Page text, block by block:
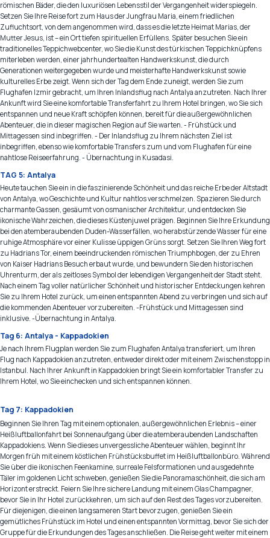
römischen Bäder, die den luxuriösen Lebensstil der Vergangenheit widerspiegeln.
Setzen Sie Ihre Reise fort zum Haus der Jungfrau Maria, einem friedlichen
Zufluchtsort, von dem angenommen wird, dass es die letzte Heimat Marias, der
Mutter Jesus, ist – ein Ort tiefen spirituellen Erfüllens. Später besuchen Sie ein
traditionelles Teppichwebcenter, wo Sie die Kunst des türkischen Teppichknüpfens
miterleben werden, einer jahrhundertealten Handwerkskunst, die durch
Generationen weitergegeben wurde und meisterhafte Handwerkskunst sowie
kulturelles Erbe zeigt. Wenn sich der Tag dem Ende zuneigt, werden Sie zum
Flughafen Izmir gebracht, um Ihren Inlandsflug nach Antalya anzutreten. Nach Ihrer
Ankunft wird Sie eine komfortable Transferfahrt zu Ihrem Hotel bringen, wo Sie sich
entspannen und neue Kraft schöpfen können, bereit für die außergewöhnlichen
Abenteuer, die in dieser magischen Region auf Sie warten. - Frühstück und
Mittagessen sind inbegriffen. - Der Inlandsflug zu Ihrem nächsten Ziel ist
inbegriffen, ebenso wie komfortable Transfers zum und vom Flughafen für eine
nahtlose Reiseerfahrung. - Übernachtung in Kusadasi.
TAG 5: Antalya
Heute tauchen Sie ein in die faszinierende Schönheit und das reiche Erbe der Altstadt
von Antalya, wo Geschichte und Kultur nahtlos verschmelzen. Spazieren Sie durch
charmante Gassen, gesäumt von osmanischer Architektur, und entdecken Sie
ikonische Wahrzeichen, die dieses Küstenjuwel prägen. Beginnen Sie Ihre Erkundung
bei den atemberaubenden Duden-Wasserfällen, wo herabstürzende Wasser für eine
ruhige Atmosphäre vor einer Kulisse üppigen Grüns sorgt. Setzen Sie Ihren Weg fort
zu Hadrians Tor, einem beeindruckenden römischen Triumphbogen, der zu Ehren
von Kaiser Hadrians Besuch erbaut wurde, und bewundern Sie den historischen
Uhrenturm, der als zeitloses Symbol der lebendigen Vergangenheit der Stadt steht.
Nach einem Tag voller natürlicher Schönheit und historischer Entdeckungen kehren
Sie zu Ihrem Hotel zurück, um einen entspannten Abend zu verbringen und sich auf
die kommenden Abenteuer vorzubereiten. -Frühstück und Mittagessen sind
inklusive. -Übernachtung in Antalya.
Tag 6: Antalya - Kappadokien
Je nach Ihrem Flugplan werden Sie zum Flughafen Antalya transferiert, um Ihren
Flug nach Kappadokien anzutreten, entweder direkt oder mit einem Zwischenstopp in
Istanbul. Nach Ihrer Ankunft in Kappadokien bringt Sie ein komfortabler Transfer zu
Ihrem Hotel, wo Sie einchecken und sich entspannen können.
Tag 7: Kappadokien
Beginnen Sie Ihren Tag mit einem optionalen, außergewöhnlichen Erlebnis – einer
Heißluftballonfahrt bei Sonnenaufgang über die atemberaubenden Landschaften
Kappadokiens. Wenn Sie dieses unvergessliche Abenteuer wählen, beginnt Ihr
Morgen früh mit einem köstlichen Frühstücksbuffet im Heißluftballonbüro. Während
Sie über die ikonischen Feenkamine, surreale Felsformationen und ausgedehnte
Täler im goldenen Licht schweben, genießen Sie die Panoramaschönheit, die sich am
Horizont erstreckt. Feiern Sie Ihre sichere Landung mit einem Glas Champagner,
bevor Sie in Ihr Hotel zurückkehren, um sich auf den Rest des Tages vorzubereiten.
Für diejenigen, die einen langsameren Start bevorzugen, genießen Sie ein
gemütliches Frühstück im Hotel und einen entspannten Vormittag, bevor Sie sich der
Gruppe für die Erkundungen des Tages anschließen. Die Reise geht weiter mit einem